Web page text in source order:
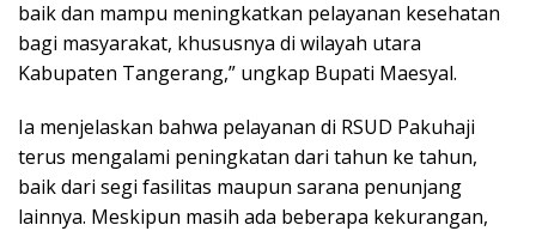
baik dan mampu meningkatkan pelayanan kesehatan
bagi masyarakat, khususnya di wilayah utara
Kabupaten Tangerang,” ungkap Bupati Maesyal.
Ia menjelaskan bahwa pelayanan di RSUD Pakuhaji
terus mengalami peningkatan dari tahun ke tahun,
baik dari segi fasilitas maupun sarana penunjang
lainnya. Meskipun masih ada beberapa kekurangan,